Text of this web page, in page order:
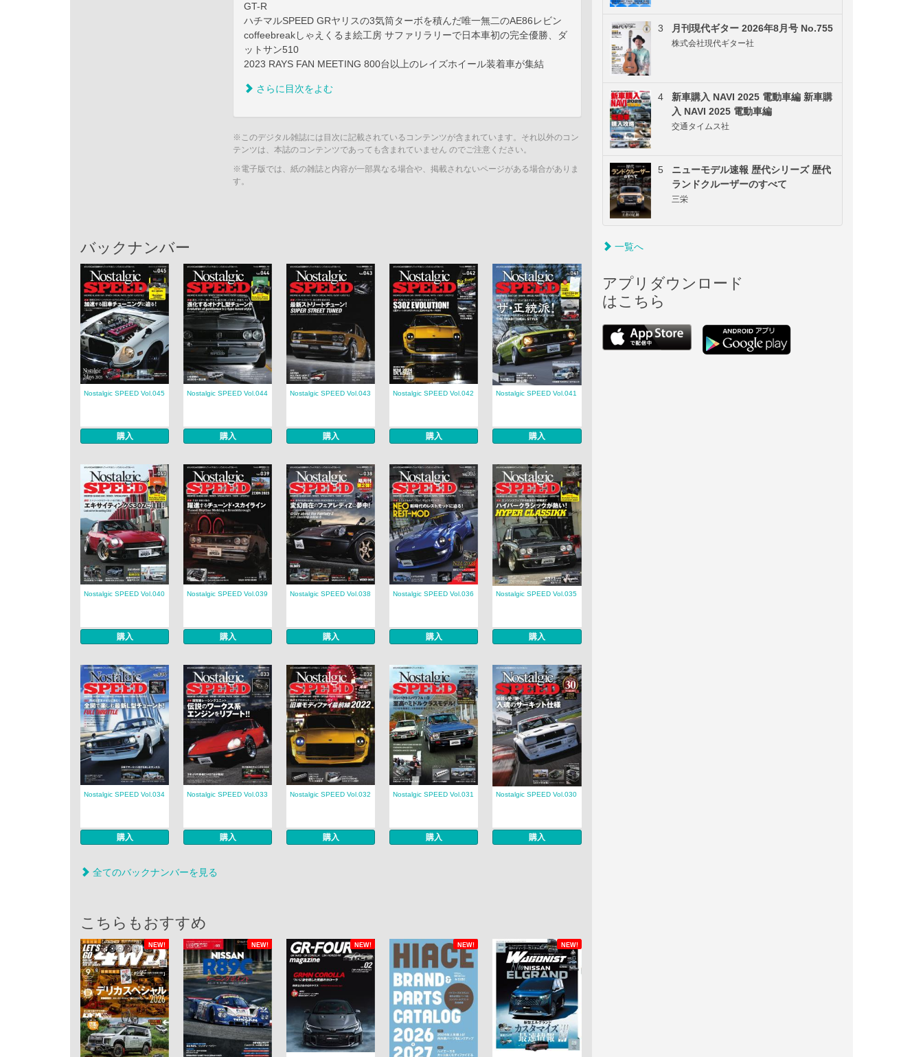
GT-R
ハチマルSPEED GRヤリスの3気筒ターボを積んだ唯一無二のAE86レビン
coffeebreakしゃえくるま絵工房 サファリラリーで日本車初の完全優勝、ダ
ットサン510
2023 RAYS FAN MEETING 800台以上のレイズホイール装着車が集結
さらに目次をよむ
※このデジタル雑誌には目次に記載されているコンテンツが含まれています。それ以外のコン
テンツは、本誌のコンテンツであっても含まれていません のでご注意ください。
※電子版では、紙の雑誌と内容が一部異なる場合や、掲載されないページがある場合がありま
す。
バックナンバー
Nostalgic SPEED Vol.045
購入
Nostalgic SPEED Vol.044
購入
Nostalgic SPEED Vol.043
購入
Nostalgic SPEED Vol.042
購入
Nostalgic SPEED Vol.041
購入
Nostalgic SPEED Vol.040
購入
Nostalgic SPEED Vol.039
購入
Nostalgic SPEED Vol.038
購入
Nostalgic SPEED Vol.036
購入
Nostalgic SPEED Vol.035
購入
Nostalgic SPEED Vol.034
購入
Nostalgic SPEED Vol.033
購入
Nostalgic SPEED Vol.032
購入
Nostalgic SPEED Vol.031
購入
Nostalgic SPEED Vol.030
購入
全てのバックナンバーを見る
こちらもおすすめ
NEW! NEW! NEW! NEW! NEW!
3 月刊現代ギター 2026年8月号 No.755
株式会社現代ギター社
4
新車購入 NAVI 2025 電動車編 新車購
入 NAVI 2025 電動車編
交通タイムス社
5
ニューモデル速報 歴代シリーズ 歴代
ランドクルーザーのすべて
三栄
一覧へ
アプリダウンロード
はこちら